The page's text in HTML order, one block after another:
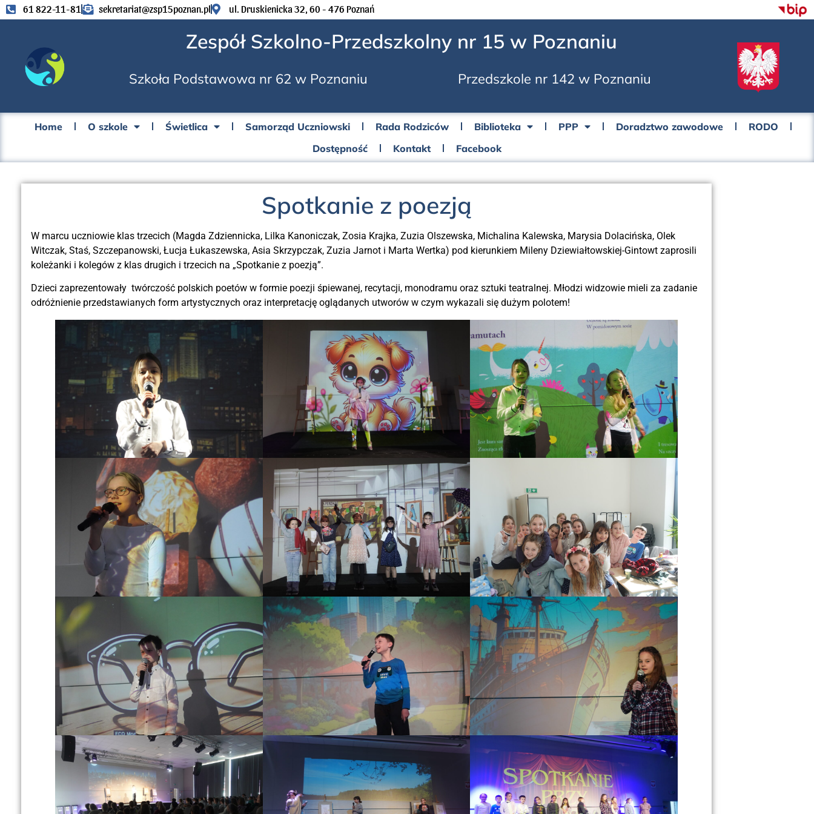
61 822-11-81 sekretariat@zsp15poznan.pl ul. Druskienicka 32, 60 - 476 Poznań
Zespół Szkolno-Przedszkolny nr 15 w Poznaniu
Szkoła Podstawowa nr 62 w Poznaniu Przedszkole nr 142 w Poznaniu
Home O szkole Świetlica Samorząd Uczniowski Rada Rodziców Biblioteka PPP Doradztwo zawodowe
RODO
Dostępność
Kontakt Facebook
Spotkanie z poezją
W marcu uczniowie klas trzecich (Magda Zdziennicka, Lilka Kanoniczak, Zosia Krajka, Zuzia Olszewska, Michalina Kalewska, Marysia Dolacińska, Olek
Witczak, Staś, Szczepanowski, Łucja Łukaszewska, Asia Skrzypczak, Zuzia Jarnot i Marta Wertka) pod kierunkiem Mileny Dziewiałtowskiej-Gintowt zaprosili
koleżanki i kolegów z klas drugich i trzecich na „Spotkanie z poezją”.
Dzieci zaprezentowały twórczość polskich poetów w formie poezji śpiewanej, recytacji, monodramu oraz sztuki teatralnej. Młodzi widzowie mieli za zadanie
odróżnienie przedstawianych form artystycznych oraz interpretację oglądanych utworów w czym wykazali się dużym polotem!